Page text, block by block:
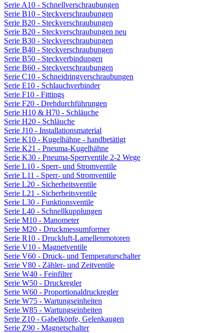
Serie A10 - Schnellverschraubungen
Serie B10 - Steckverschraubungen
Serie B20 - Steckverschraubungen
Serie B20 - Steckverschraubungen neu
Serie B30 - Steckverschraubungen
Serie B40 - Steckverschraubungen
Serie B50 - Steckverbindungen
Serie B60 - Steckverschraubungen
Serie C10 - Schneidringverschraubungen
Serie E10 - Schlauchverbinder
Serie F10 - Fittings
Serie F20 - Drehdurchführungen
Serie H10 & H70 - Schläuche
Serie H20 - Schläuche
Serie J10 - Installationsmaterial
Serie K10 - Kugelhähne - handbetätigt
Serie K21 - Pneuma-Kugelhähne
Serie K30 - Pneuma-Sperrventile 2-2 Wege
Serie L10 - Sperr- und Stromventile
Serie L11 - Sperr- und Stromventile
Serie L20 - Sicherheitsventile
Serie L21 - Sicherheitsventile
Serie L30 - Funktionsventile
Serie L40 - Schnellkupplungen
Serie M10 - Manometer
Serie M20 - Druckmessumformer
Serie R10 - Druckluft-Lamellenmotoren
Serie V10 - Magnetventile
Serie V60 - Druck- und Temperaturschalter
Serie V80 - Zähler- und Zeitventile
Serie W40 - Feinfilter
Serie W50 - Druckregler
Serie W60 - Proportionaldruckregler
Serie W75 - Wartungseinheiten
Serie W85 - Wartungseinheiten
Serie Z10 - Gabelköpfe, Gelenkaugen
Serie Z90 - Magnetschalter